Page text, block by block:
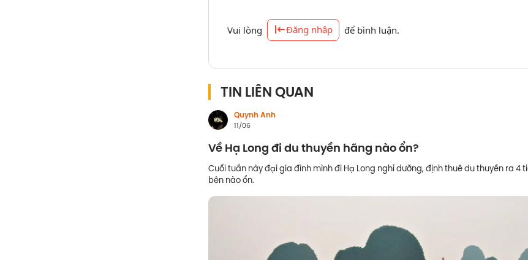
Vui lòng Đăng nhập để bình luận.
TIN LIÊN QUAN
Quynh Anh
11/06
Về Hạ Long đi du thuyền hãng nào ổn?
Cuối tuần này đại gia đình mình đi Hạ Long nghỉ dưỡng, định thuê du thuyền ra 4
bên nào ổn.